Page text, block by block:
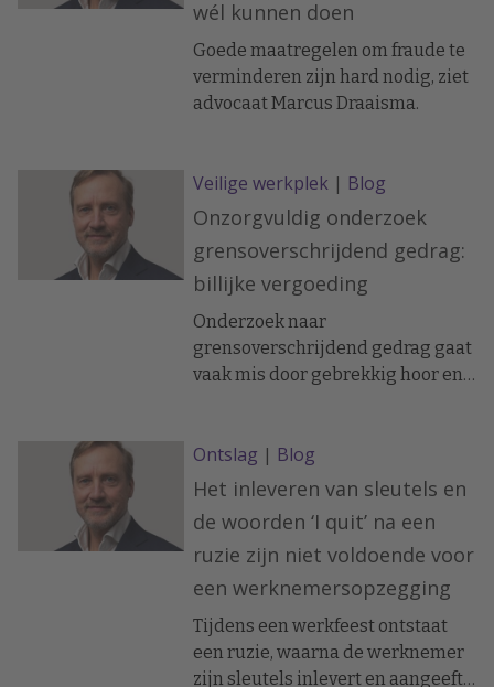
wél kunnen doen
Goede maatregelen om fraude te
verminderen zijn hard nodig, ziet
advocaat Marcus Draaisma.
Veilige werkplek | Blog
Onzorgvuldig onderzoek
grensoverschrijdend gedrag:
billijke vergoeding
Onderzoek naar
grensoverschrijdend gedrag gaat
vaak mis door gebrekkig hoor en
feiten nog niet duidelijk zijn zo
laat een recente uitspraak door de
Ontslag | Blog
Het inleveren van sleutels en
de woorden ‘I quit’ na een
ruzie zijn niet voldoende voor
een werknemersopzegging
Tijdens een werkfeest ontstaat
een ruzie, waarna de werknemer
zijn sleutels inlevert en aangeeft